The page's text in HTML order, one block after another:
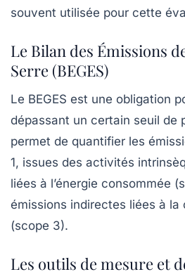
souvent utilisée pour cette
Le Bilan des Émissions
Serre (BEGES)
Le BEGES est une obligation
dépassant un certain seuil de
permet de quantifier les
1, issues des activités
liées à l’énergie consommée
émissions indirectes liées à la
(scope 3).
Les outils de mesure et